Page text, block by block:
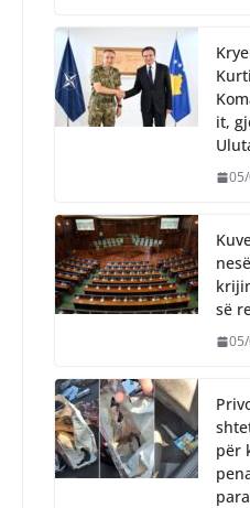
it,
së
për